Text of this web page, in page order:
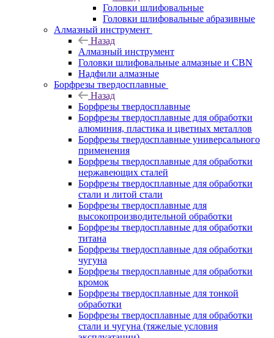
Головки шлифовальные
Головки шлифовальные абразивные
Алмазный инструмент
Назад
Алмазный инструмент
Головки шлифовальные алмазные и CBN
Надфили алмазные
Борфрезы твердосплавные
Назад
Борфрезы твердосплавные
Борфрезы твердосплавные для обработки
алюминия, пластика и цветных металлов
Борфрезы твердосплавные универсального
применения
Борфрезы твердосплавные для обработки
нержавеющих сталей
Борфрезы твердосплавные для обработки
стали и литой стали
Борфрезы твердосплавные для
высокопроизводительной обработки
Борфрезы твердосплавные для обработки
титана
Борфрезы твердосплавные для обработки
чугуна
Борфрезы твердосплавные для обработки
кромок
Борфрезы твердосплавные для тонкой
обработки
Борфрезы твердосплавные для обработки
стали и чугуна (тяжелые условия